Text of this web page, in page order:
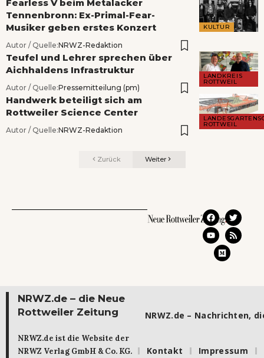
KULTUR
Fearless V beim Metalacker
Tennenbronn: Ex-Primal-Fear-
Musiker geben erstes Konzert
Autor / Quelle:NRWZ-Redaktion
LANDKREIS
ROTTWEIL
Teufel und Lehrer sprechen über
Aichhaldens Infrastruktur
Autor / Quelle:Pressemitteilung (pm)
ROTTWEIL
Handwerk beteiligt sich am
Rottweiler Science Center
Autor / Quelle:NRWZ-Redaktion
Zurück Weiter
NRWZ.de – die Neue
Rottweiler Zeitung
NRWZ.de ist die Website der
NRWZ Verlag GmbH & Co. KG.
NRWZ.de – Nachrichten,
Kontakt Impressum